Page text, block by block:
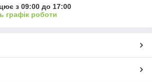
з 09:00 до 17:00
графік роботи